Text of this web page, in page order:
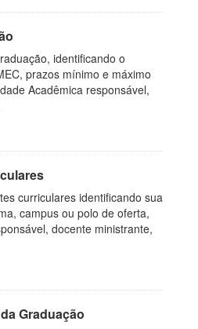
identificando o
prazos mínimo e máximo
Acadêmica responsável,
curriculares identificando sua
campus ou polo de oferta,
docente ministrante,
Graduação